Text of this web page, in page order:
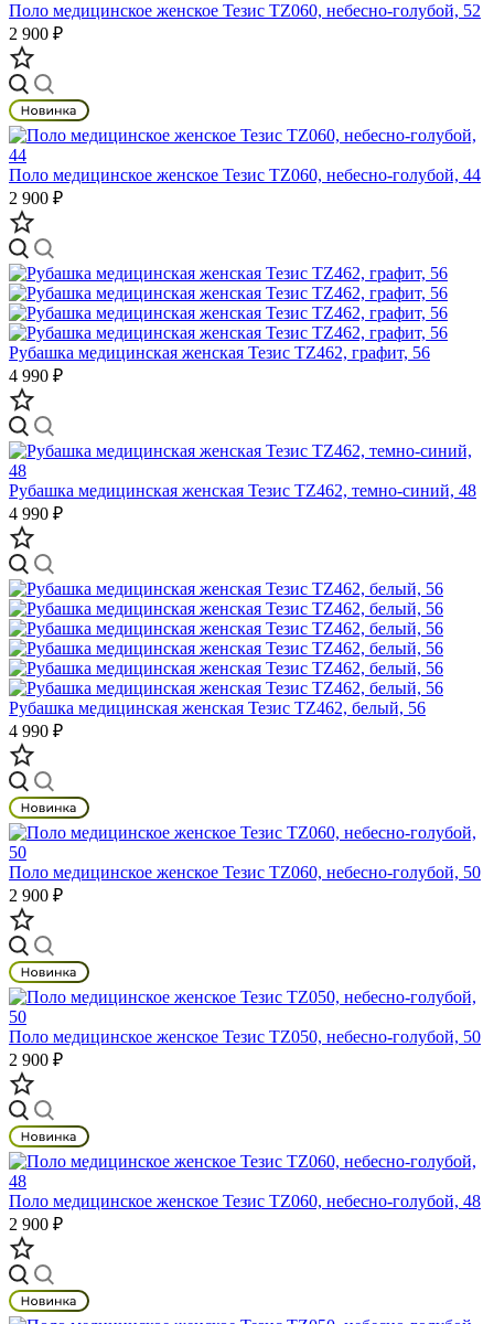
Поло медицинское женское Тезис TZ060, небесно-голубой, 52
2 900 ₽
Поло медицинское женское Тезис TZ060, небесно-голубой, 44
2 900 ₽
Рубашка медицинская женская Тезис TZ462, графит, 56
4 990 ₽
Рубашка медицинская женская Тезис TZ462, темно-синий, 48
4 990 ₽
Рубашка медицинская женская Тезис TZ462, белый, 56
4 990 ₽
Поло медицинское женское Тезис TZ060, небесно-голубой, 50
2 900 ₽
Поло медицинское женское Тезис TZ050, небесно-голубой, 50
2 900 ₽
Поло медицинское женское Тезис TZ060, небесно-голубой, 48
2 900 ₽